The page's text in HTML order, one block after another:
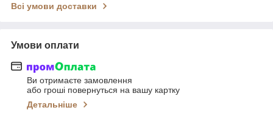
Всі умови доставки
Умови оплати
Ви отримаєте замовлення
або гроші повернуться на вашу картку
Детальніше